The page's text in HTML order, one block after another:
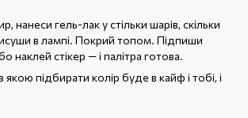
нанеси гель-лак у стільки шарів, скільки
в лампі. Покрий топом. Підпиши
наклей стікер — і палітра готова.
підбирати колір буде в кайф і тобі, і